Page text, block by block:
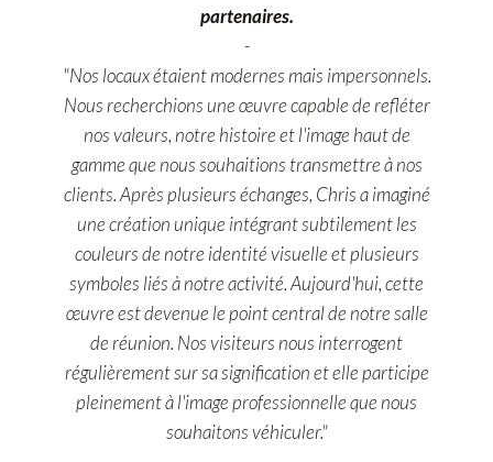
partenaires.
-
"Nos locaux étaient modernes mais impersonnels.
Nous recherchions une œuvre capable de refléter
nos valeurs, notre histoire et l'image haut de
gamme que nous souhaitions transmettre à nos
clients. Après plusieurs échanges, Chris a imaginé
une création unique intégrant subtilement les
couleurs de notre identité visuelle et plusieurs
symboles liés à notre activité. Aujourd'hui, cette
œuvre est devenue le point central de notre salle
de réunion. Nos visiteurs nous interrogent
régulièrement sur sa signification et elle participe
pleinement à l'image professionnelle que nous
souhaitons véhiculer."